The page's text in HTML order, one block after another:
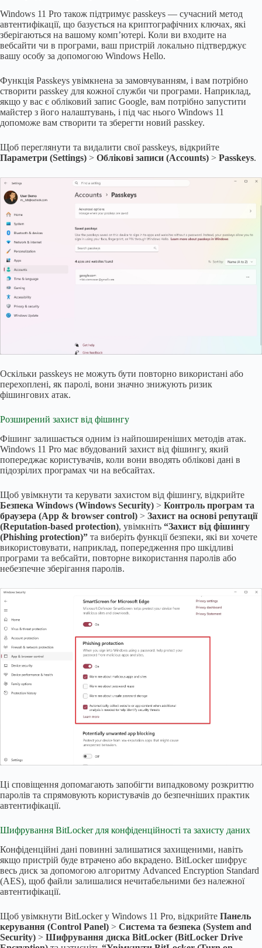
Windows 11 Pro також підтримує passkeys — сучасний метод
автентифікації, що базується на криптографічних ключах, які
зберігаються на вашому комп’ютері. Коли ви входите на
вебсайти чи в програми, ваш пристрій локально підтверджує
вашу особу за допомогою Windows Hello.
Функція Passkeys увімкнена за замовчуванням, і вам потрібно
створити passkey для кожної служби чи програми. Наприклад,
якщо у вас є обліковий запис Google, вам потрібно запустити
майстер з його налаштувань, і під час нього Windows 11
допоможе вам створити та зберегти новий passkey.
Щоб переглянути та видалити свої passkeys, відкрийте
Параметри (Settings) > Облікові записи (Accounts) > Passkeys.
Оскільки passkeys не можуть бути повторно використані або
перехоплені, як паролі, вони значно знижують ризик
фішингових атак.
Розширений захист від фішингу
Фішинг залишається одним із найпоширеніших методів атак.
Windows 11 Pro має вбудований захист від фішингу, який
попереджає користувачів, коли вони вводять облікові дані в
підозрілих програмах чи на вебсайтах.
Щоб увімкнути та керувати захистом від фішингу, відкрийте
Безпека Windows (Windows Security) > Контроль програм та
браузера (App & browser control) > Захист на основі репутації
(Reputation-based protection), увімкніть “Захист від фішингу
(Phishing protection)” та виберіть функції безпеки, які ви хочете
використовувати, наприклад, попередження про шкідливі
програми та вебсайти, повторне використання паролів або
небезпечне зберігання паролів.
Ці сповіщення допомагають запобігти випадковому розкриттю
паролів та спрямовують користувачів до безпечніших практик
автентифікації.
Шифрування BitLocker для конфіденційності та захисту даних
Конфіденційні дані повинні залишатися захищеними, навіть
якщо пристрій буде втрачено або вкрадено. BitLocker шифрує
весь диск за допомогою алгоритму Advanced Encryption Standard
(AES), щоб файли залишалися нечитабельними без належної
автентифікації.
Щоб увімкнути BitLocker у Windows 11 Pro, відкрийте Панель
керування (Control Panel) > Система та безпека (System and
Security) > Шифрування диска BitLocker (BitLocker Drive